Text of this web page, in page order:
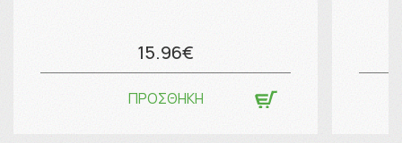
15.96€
ΠΡΟΣΘΗΚΗ